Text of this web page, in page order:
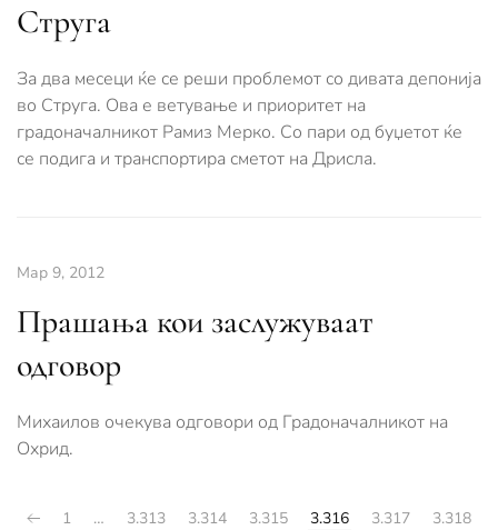
Струга
За два месеци ќе се реши проблемот со дивата депонија
во Струга. Ова е ветување и приоритет на
градоначалникот Рамиз Мерко. Со пари од буџетот ќе
се подига и транспортира сметот на Дрисла.
Мар 9, 2012
Прашања кои заслужуваат
одговор
Михаилов очекува одговори од Градоначалникот на
Охрид.
1 … 3.313 3.314 3.315 3.316 3.317
3.318